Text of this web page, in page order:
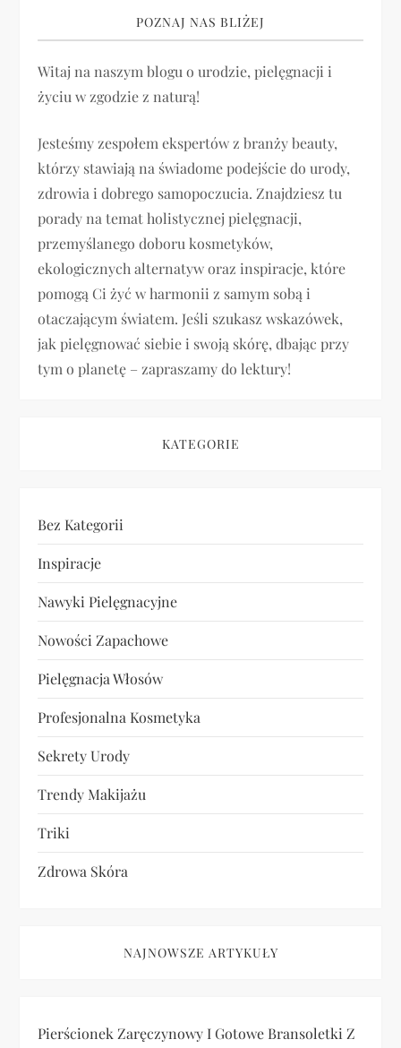
a
c
a
w
p
i
s
u
POZNAJ NAS BLIŻEJ
Witaj na naszym blogu o urodzie, pielęgnacji i
życiu w zgodzie z naturą!
Jesteśmy zespołem ekspertów z branży beauty,
którzy stawiają na świadome podejście do urody,
zdrowia i dobrego samopoczucia. Znajdziesz tu
porady na temat holistycznej pielęgnacji,
przemyślanego doboru kosmetyków,
ekologicznych alternatyw oraz inspiracje, które
pomogą Ci żyć w harmonii z samym sobą i
otaczającym światem. Jeśli szukasz wskazówek,
jak pielęgnować siebie i swoją skórę, dbając przy
tym o planetę – zapraszamy do lektury!
KATEGORIE
Bez Kategorii
Inspiracje
Nawyki Pielęgnacyjne
Nowości Zapachowe
Pielęgnacja Włosów
Profesjonalna Kosmetyka
Sekrety Urody
Trendy Makijażu
Triki
Zdrowa Skóra
NAJNOWSZE ARTYKUŁY
Pierścionek Zaręczynowy I Gotowe Bransoletki Z